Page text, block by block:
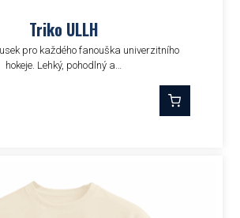
Triko ULLH
pro každého fanouška univerzitního
hokeje. Lehký, pohodlný a…